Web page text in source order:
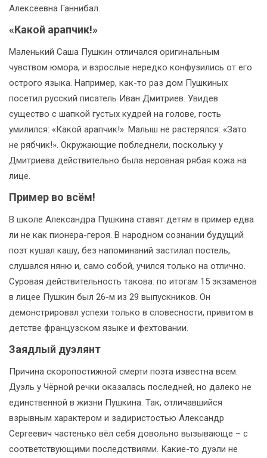
Алексеевна Ганнибал.
«Какой арапчик!»
Маленький Саша Пушкин отличался оригинальным
чувством юмора, и взрослые нередко конфузились от его
острого языка. Например, как-то раз дом Пушкиных
посетил русский писатель Иван Дмитриев. Увидев
существо с шапкой густых кудрей на голове, гость
умилился: «Какой арапчик!». Малыш не растерялся: «Зато
не рябчик!». Окружающие побледнели, поскольку у
Дмитриева действительно была неровная рябая кожа на
лице.
Пример во всём!
В школе Александра Пушкина ставят детям в пример едва
ли не как пионера-героя. В народном сознании будущий
поэт кушал кашу, без напоминаний застилал постель,
слушался няню и, само собой, учился только на отлично.
Суровая действительность такова: по итогам 15 экзаменов
в лицее Пушкин был 26-м из 29 выпускников. Он
демонстрировал успехи только в словесности, привитом в
детстве французском языке и фехтовании.
Заядлый дуэлянт
Причина скоропостижной смерти поэта известна всем.
Дуэль у Чёрной речки оказалась последней, но далеко не
единственной в жизни Пушкина. Так, отличавшийся
взрывным характером и задиристостью Александр
Сергеевич частенько вёл себя довольно вызывающе – с
соответствующими последствиями. Какие-то дуэли не